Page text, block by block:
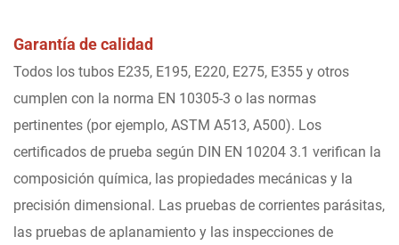
Garantía de calidad
Todos los tubos E235, E195, E220, E275, E355 y otros
cumplen con la norma EN 10305-3 o las normas
pertinentes (por ejemplo, ASTM A513, A500). Los
certificados de prueba según DIN EN 10204 3.1 verifican la
composición química, las propiedades mecánicas y la
precisión dimensional. Las pruebas de corrientes parásitas,
las pruebas de aplanamiento y las inspecciones de